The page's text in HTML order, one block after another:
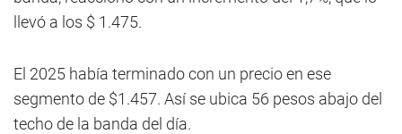
llevó a los $ 1.475.
El 2025 había terminado con un precio en ese
segmento de $1.457. Así se ubica 56 pesos abajo del
techo de la banda del día.